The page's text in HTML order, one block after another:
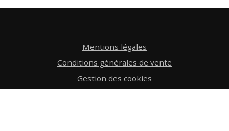
Mentions légales
Conditions générales de vente
Gestion des cookies